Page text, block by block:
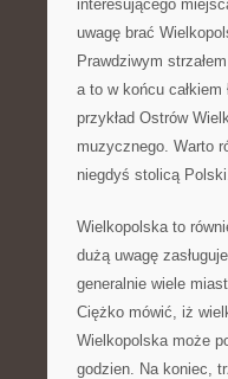
interesującego
uwagę brać
Prawdziwym
a to w końcu
przykład Ostrów
muzycznego. Warto
niegdyś stolicą
Wielkopolska to
dużą uwagę
generalnie wiele
Ciężko mówić, iż
Wielkopolska może
godzien. Na koniec,